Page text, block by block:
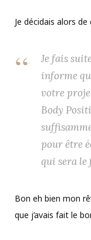
Je décidais alors
Je fais
informe
votre
Body
pour être
qui sera
Bon eh bien mon
que j’avais fait le